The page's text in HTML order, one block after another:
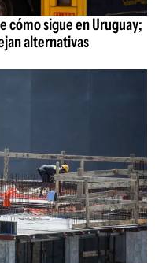
cómo sigue en Uruguay;
alternativas